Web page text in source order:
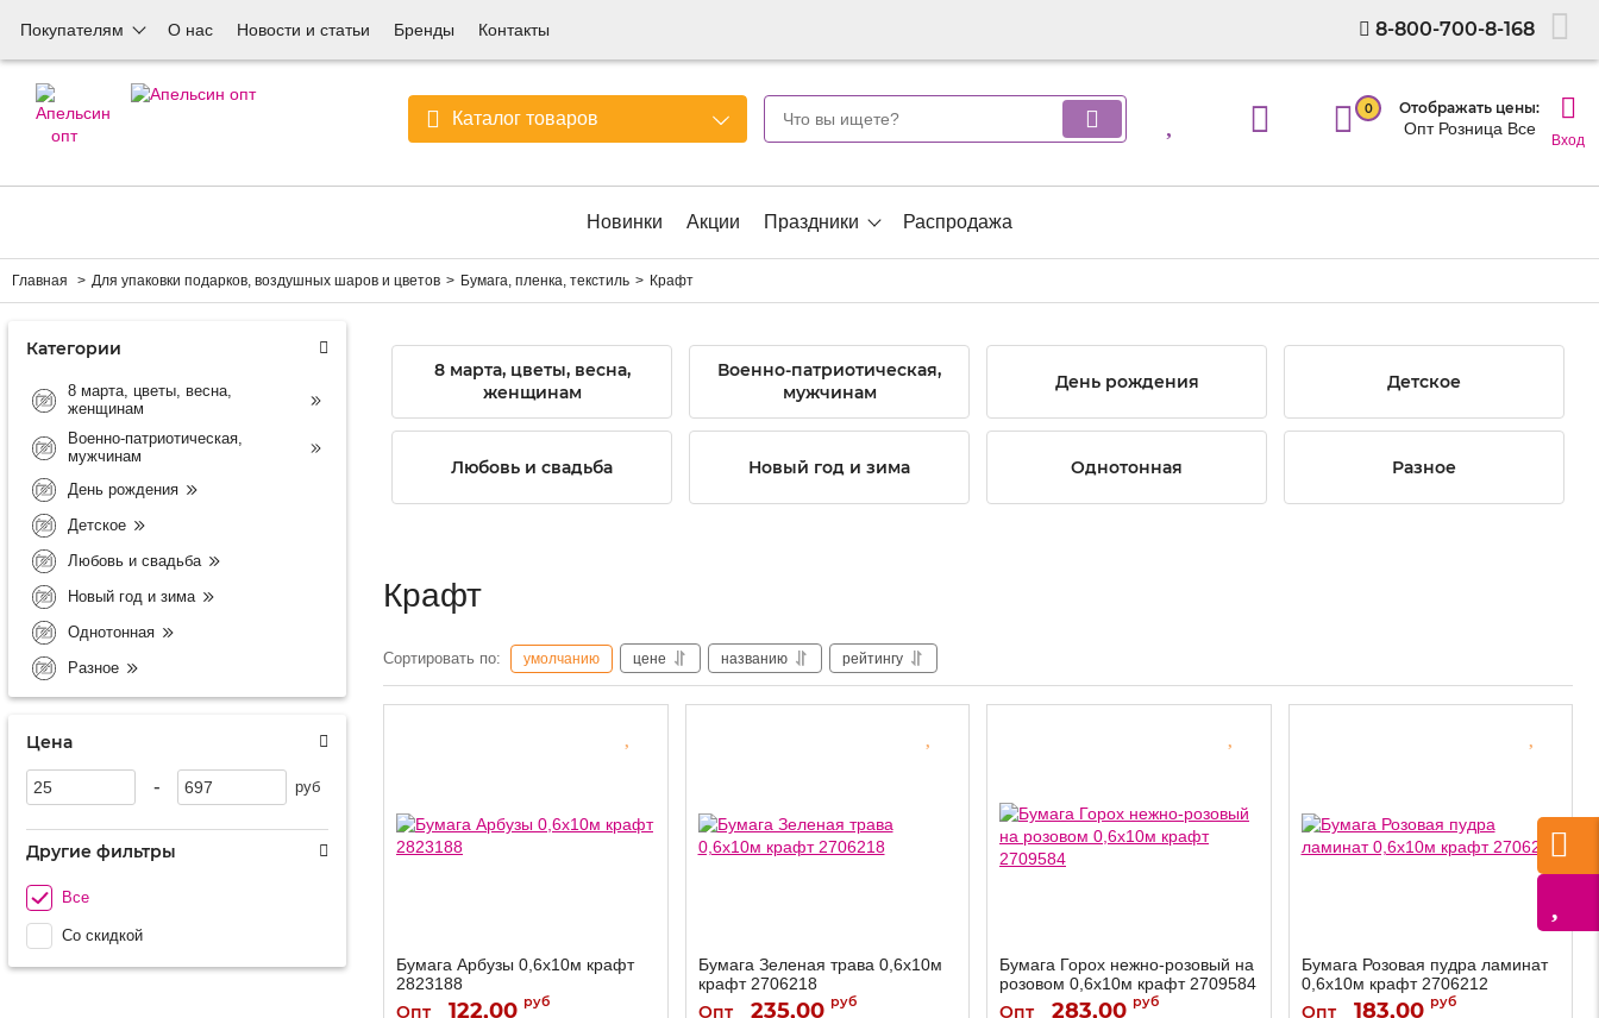
Покупателям О нас Новости и статьи Бренды Контакты 8-800-700-8-168
Каталог товаров 0 Отображать цены:
Опт Розница Все
Вход
Новинки Акции Праздники Распродажа
Главная Для упаковки подарков, воздушных шаров и цветов Бумага, пленка, текстиль Крафт
Категории
8 марта, цветы, весна,
женщинам
Военно-патриотическая,
мужчинам
День рождения
Детское
Любовь и свадьба
Новый год и зима
Однотонная
Разное
Цена
- руб
Другие фильтры
Все
Со скидкой
8 марта, цветы, весна,
женщинам
Военно-патриотическая,
мужчинам
День рождения Детское
Любовь и свадьба Новый год и зима Однотонная Разное
Крафт
Сортировать по: умолчанию цене названию рейтингу
Бумага Арбузы 0,6х10м крафт
2823188
Артикул: 2823188
Опт 122,00 руб
Бумага Зеленая трава 0,6х10м
крафт 2706218
Артикул: 2706218
Опт 235,00 руб
Бумага Горох нежно-розовый на
розовом 0,6х10м крафт 2709584
Артикул: 2709584
Опт 283,00 руб
Бумага Розовая пудра ламинат
0,6х10м крафт 2706212
Артикул: 2706212
Опт 183,00 руб